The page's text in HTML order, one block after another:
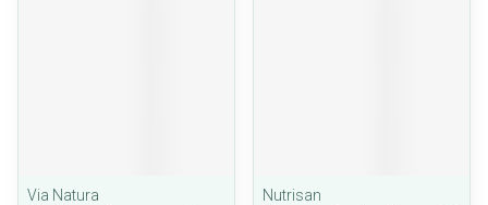
Via Natura
Nutrisan